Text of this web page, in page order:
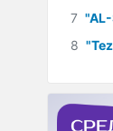
7
8